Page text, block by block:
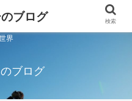
界
ブログ
ブログ 検索